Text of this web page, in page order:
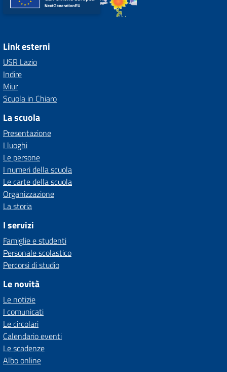
Link esterni
USR Lazio
Indire
Miur
Scuola in Chiaro
La scuola
Presentazione
I luoghi
Le persone
I numeri della scuola
Le carte della scuola
Organizzazione
La storia
I servizi
Famiglie e studenti
Personale scolastico
Percorsi di studio
Le novità
Le notizie
I comunicati
Le circolari
Calendario eventi
Le scadenze
Albo online